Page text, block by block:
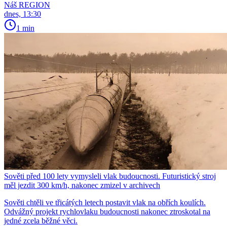
Náš REGION
dnes, 13:30
1 min
Sověti před 100 lety vymysleli vlak budoucnosti. Futuristický stroj
měl jezdit 300 km/h, nakonec zmizel v archivech
Sověti chtěli ve třicátých letech postavit vlak na obřích koulích.
Odvážný projekt rychlovlaku budoucnosti nakonec ztroskotal na
jedné zcela běžné věci.